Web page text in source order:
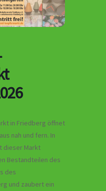
in Friedberg öffnet
nah und fern. In
dieser Markt
Bestandteilen des
des
und zaubert ein